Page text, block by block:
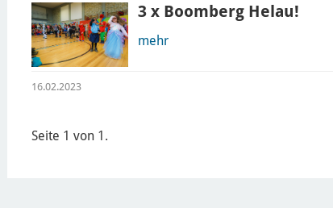
3 x Boomberg Helau!
mehr
16.02.2023
Seite 1 von 1.